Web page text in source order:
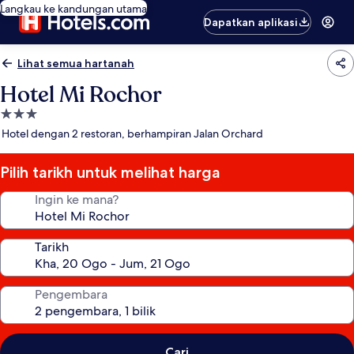
Langkau ke kandungan utama
Dapatkan aplikasi
Lihat semua hartanah
Hotel Mi Rochor
Hartanah
3.0
Hotel dengan 2 restoran, berhampiran Jalan Orchard
Pilih tarikh untuk melihat harga
Ingin ke mana?
Tarikh
Pengembara